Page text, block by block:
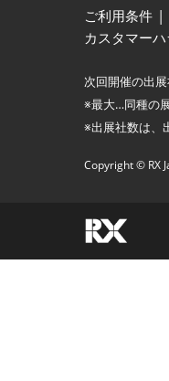
ご利用条件
カスタマー
次回開催の出
※最大…同種の
※出展社数は、
Copyright © RX